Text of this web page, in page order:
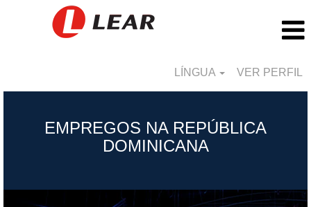
LÍNGUA VER PERFIL
EMPREGOS NA REPÚBLICA
DOMINICANA